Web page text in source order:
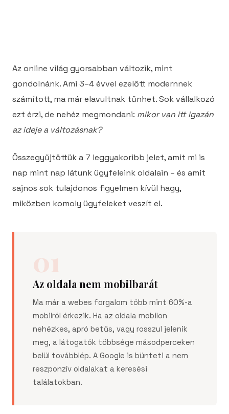
Az online világ gyorsabban változik, mint
gondolnánk. Ami 3–4 évvel ezelőtt modernnek
számított, ma már elavultnak tűnhet. Sok vállalkozó
ezt érzi, de nehéz megmondani: mikor van itt igazán
az ideje a változásnak?
Összegyűjtöttük a 7 leggyakoribb jelet, amit mi is
nap mint nap látunk ügyfeleink oldalain – és amit
sajnos sok tulajdonos figyelmen kívül hagy,
miközben komoly ügyfeleket veszít el.
01
Az oldala nem mobilbarát
Ma már a webes forgalom több mint 60%-a
mobilról érkezik. Ha az oldala mobilon
nehézkes, apró betűs, vagy rosszul jelenik
meg, a látogatók többsége másodperceken
belül továbblép. A Google is bünteti a nem
reszponzív oldalakat a keresési
találatokban.